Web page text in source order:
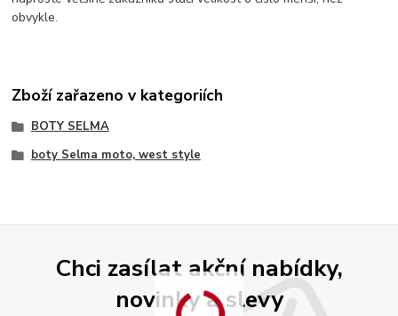
obvykle.
Zboží zařazeno v kategoriích
BOTY SELMA
boty Selma moto, west style
Chci zasílat akční nabídky,
novinky a slevy